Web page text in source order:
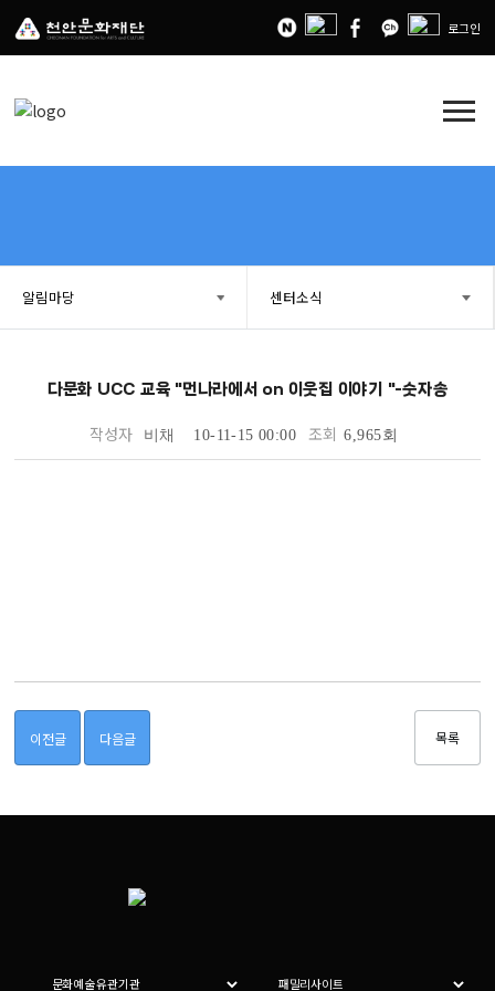
로그인
menu
알림마당 센터소식
다문화 UCC 교육 "먼나라에서 on 이웃집 이야기 "-숫자송
작성자 비채 10-11-15 00:00 조회 6,965회
이전글 다음글 목록